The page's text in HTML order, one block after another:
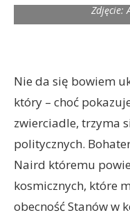
Zdjęcie:
Nie da się bowiem
który – choć
zwierciadle, trzyma
politycznych.
Naird któremu
kosmicznych, które
obecność Stanów w